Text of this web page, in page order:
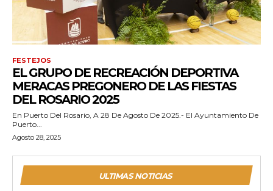
FESTEJOS
EL GRUPO DE RECREACIÓN DEPORTIVA
MERACAS PREGONERO DE LAS FIESTAS
DEL ROSARIO 2025
En Puerto Del Rosario, A 28 De Agosto De 2025.- El Ayuntamiento De
Puerto...
Agosto 28, 2025
ULTIMAS NOTICIAS